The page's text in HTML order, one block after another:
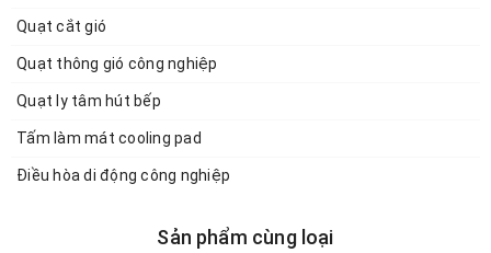
Quạt cắt gió
Quạt thông gió công nghiệp
Quạt ly tâm hút bếp
Tấm làm mát cooling pad
Điều hòa di động công nghiệp
Sản phẩm cùng loại